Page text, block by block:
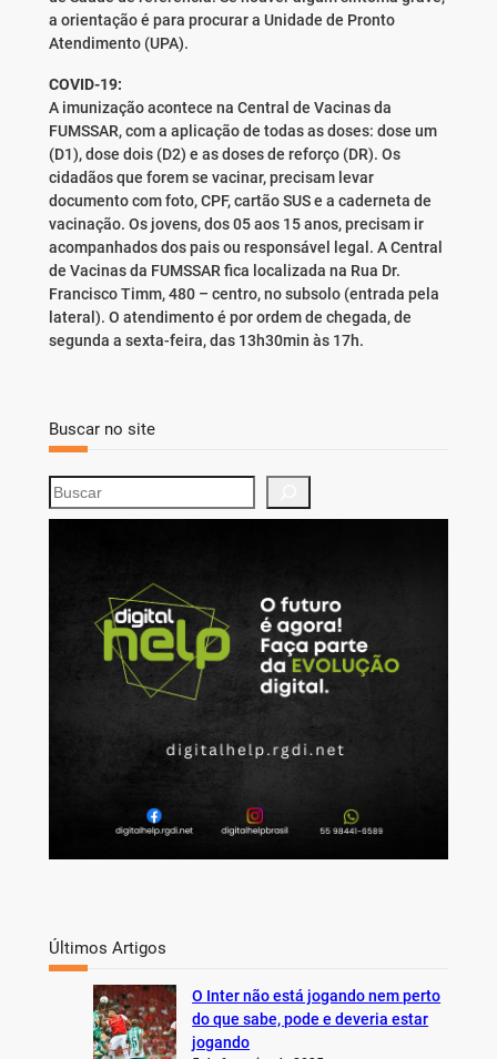
a orientação é para procurar a Unidade de Pronto
Atendimento (UPA).
COVID-19:
A imunização acontece na Central de Vacinas da
FUMSSAR, com a aplicação de todas as doses: dose um
(D1), dose dois (D2) e as doses de reforço (DR). Os
cidadãos que forem se vacinar, precisam levar
documento com foto, CPF, cartão SUS e a caderneta de
vacinação. Os jovens, dos 05 aos 15 anos, precisam ir
acompanhados dos pais ou responsável legal. A Central
de Vacinas da FUMSSAR fica localizada na Rua Dr.
Francisco Timm, 480 – centro, no subsolo (entrada pela
lateral). O atendimento é por ordem de chegada, de
segunda a sexta-feira, das 13h30min às 17h.
Buscar no site
S
e
Últimos Artigos
O Inter não está jogando nem perto
do que sabe, pode e deveria estar
jogando